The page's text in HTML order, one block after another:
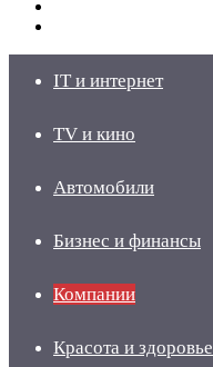
IT и интернет
TV и кино
Автомобили
Бизнес и финансы
Компании
Красота и здоровье